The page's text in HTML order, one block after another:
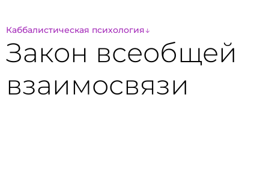
Каббалистическая психология
Закон всеобщей
взаимосвязи